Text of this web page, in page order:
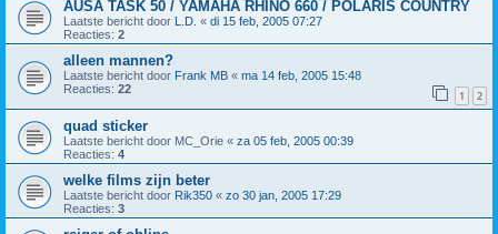
AUSA TASK 50 / YAMAHA RHINO 660 / POLARIS COUNTRY
Laatste bericht door L.D. « di 15 feb, 2005 07:27
Reacties: 2
alleen mannen?
Laatste bericht door Frank MB « ma 14 feb, 2005 15:48
Reacties: 22 1 2
quad sticker
Laatste bericht door MC_Orie « za 05 feb, 2005 00:39
Reacties: 4
welke films zijn beter
Laatste bericht door Rik350 « zo 30 jan, 2005 17:29
Reacties: 3